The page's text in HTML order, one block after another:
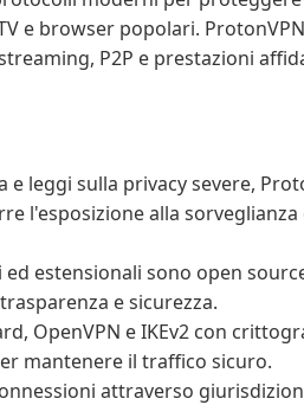
e browser popolari.
P2P e prestazioni
e leggi sulla privacy severe,
l'esposizione alla sorveglianza
estensionali sono open
e sicurezza.
OpenVPN e IKEv2 con
mantenere il traffico sicuro.
attraverso